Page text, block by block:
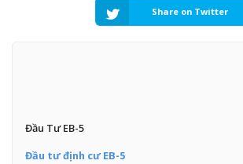
Share on Twitter
Đầu Tư EB-5
Đầu tư định cư EB-5